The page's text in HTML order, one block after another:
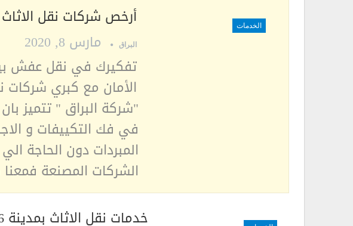
الخدمات أرخص شركات نقل الاثاث
البراق مارس 8, 2020
تفكيرك في نقل عفش
الأمان مع كبري شركات
"شركة البراق " تتميز
في فك التكييفات و
المبردات دون الحاجة
الشركات المصنعة
خدمات نقل الاثاث بمدينة 6 اكتوبر